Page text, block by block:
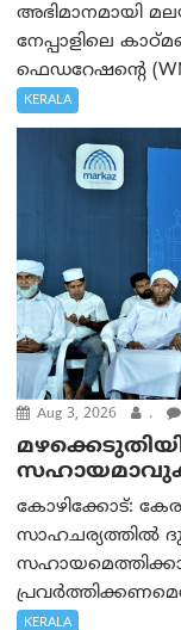
അഭിമാനമായി
നേപ്പാളിലെ
ഫെഡറേഷന്റെ
KERALA
Aug 3, 2026 .
കോഴിക്കോട്:
സാഹചര്യത്തിൽ
KERALA